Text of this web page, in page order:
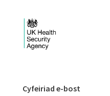
Mewngofnodi
Cyfeiriad e-bost